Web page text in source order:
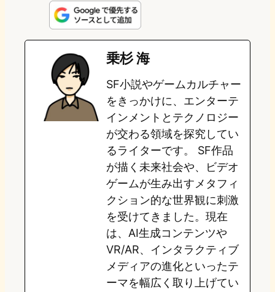
n
e
s
t
o
d
o
n
u
e
s
k
y
e
o
o
k
e
a
乗杉 海
SF小説やゲームカルチャー
をきっかけに、エンターテ
インメントとテクノロジー
が交わる領域を探究してい
るライターです。 SF作品
が描く未来社会や、ビデオ
ゲームが生み出すメタフィ
クション的な世界観に刺激
を受けてきました。現在
は、AI生成コンテンツや
VR/AR、インタラクティブ
メディアの進化といったテ
ーマを幅広く取り上げてい